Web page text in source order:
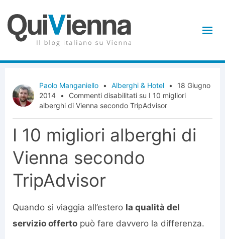
Paolo Manganiello • Alberghi & Hotel •
18 Giugno
2014 • Commenti disabilitati su I 10 migliori
alberghi di Vienna secondo TripAdvisor
I 10 migliori alberghi di
Vienna secondo
TripAdvisor
Quando si viaggia all’estero la qualità del
servizio offerto può fare davvero la differenza.